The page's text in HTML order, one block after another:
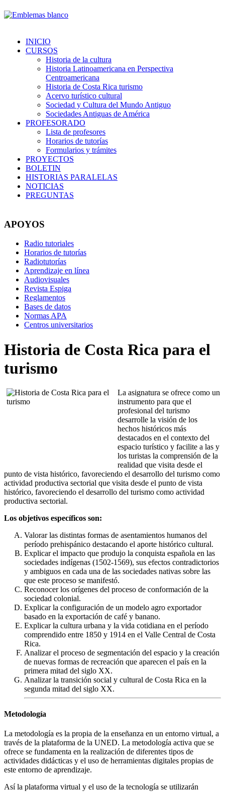
INICIO
CURSOS
Historia de la cultura
Historia Latinoamericana en Perspectiva
Centroamericana
Historia de Costa Rica turismo
Acervo turístico cultural
Sociedad y Cultura del Mundo Antiguo
Sociedades Antiguas de América
PROFESORADO
Lista de profesores
Horarios de tutorías
Formularios y trámites
PROYECTOS
BOLETIN
HISTORIAS PARALELAS
NOTICIAS
PREGUNTAS
APOYOS
Radio tutoriales
Horarios de tutorías
Radiotutorías
Aprendizaje en línea
Audiovisuales
Revista Espiga
Reglamentos
Bases de datos
Normas APA
Centros universitarios
Historia de Costa Rica para el
turismo
La asignatura se ofrece como un
instrumento para que el
profesional del turismo
desarrolle la visión de los
hechos históricos más
destacados en el contexto del
espacio turístico y facilite a las y
los turistas la comprensión de la
realidad que visita desde el
punto de vista histórico, favoreciendo el desarrollo del turismo como
actividad productiva sectorial que visita desde el punto de vista
histórico, favoreciendo el desarrollo del turismo como actividad
productiva sectorial.
Los objetivos específicos son:
Valorar las distintas formas de asentamientos humanos del
período prehispánico destacando el aporte histórico cultural.
Explicar el impacto que produjo la conquista española en las
sociedades indígenas (1502-1569), sus efectos contradictorios
y ambiguos en cada una de las sociedades nativas sobre las
que este proceso se manifestó.
Reconocer los orígenes del proceso de conformación de la
sociedad colonial.
Explicar la configuración de un modelo agro exportador
basado en la exportación de café y banano.
Explicar la cultura urbana y la vida cotidiana en el período
comprendido entre 1850 y 1914 en el Valle Central de Costa
Rica.
Analizar el proceso de segmentación del espacio y la creación
de nuevas formas de recreación que aparecen el país en la
primera mitad del siglo XX.
Analizar la transición social y cultural de Costa Rica en la
segunda mitad del siglo XX.
Metodología
La metodología es la propia de la enseñanza en un entorno virtual, a
través de la plataforma de la UNED. La metodología activa que se
ofrece se fundamenta en la realización de diferentes tipos de
actividades didácticas y el uso de herramientas digitales propias de
este entorno de aprendizaje.
Así la plataforma virtual y el uso de la tecnología se utilizarán